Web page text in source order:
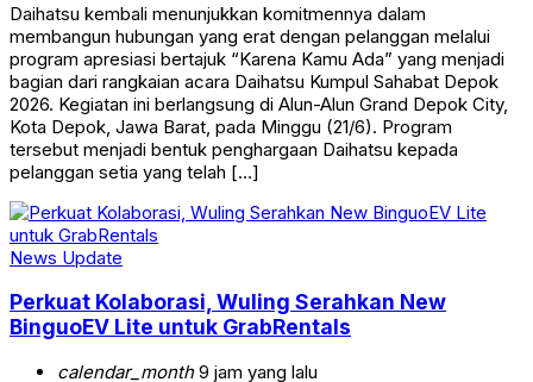
Daihatsu kembali menunjukkan komitmennya dalam
membangun hubungan yang erat dengan pelanggan melalui
program apresiasi bertajuk “Karena Kamu Ada” yang menjadi
bagian dari rangkaian acara Daihatsu Kumpul Sahabat Depok
2026. Kegiatan ini berlangsung di Alun-Alun Grand Depok City,
Kota Depok, Jawa Barat, pada Minggu (21/6). Program
tersebut menjadi bentuk penghargaan Daihatsu kepada
pelanggan setia yang telah […]
News Update
Perkuat Kolaborasi, Wuling Serahkan New
BinguoEV Lite untuk GrabRentals
calendar_month9 jam yang lalu